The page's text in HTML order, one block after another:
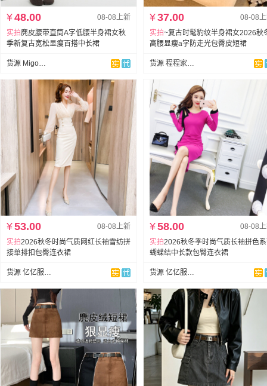
08-08上新
¥48.00
实拍麂皮腰带直筒A字低腰半身裙女秋
季新复古宽松显瘦百搭中长裙
货源 Migo小米果
08-08
¥37.00
实拍~复古时髦豹纹半身裙女2026秋
高腰显瘦a字防走光包臀皮短裙
货源 程程家网络服饰
08-08上新
¥53.00
实拍2026秋冬时尚气质网红长袖雪纺拼
接单排扣包臀连衣裙
货源 亿亿服饰（退货无忧）
08-08
¥58.00
实拍2026秋冬季时尚气质长袖拼色
蝴蝶结中长款包臀连衣裙
货源 亿亿服饰（退货无忧）